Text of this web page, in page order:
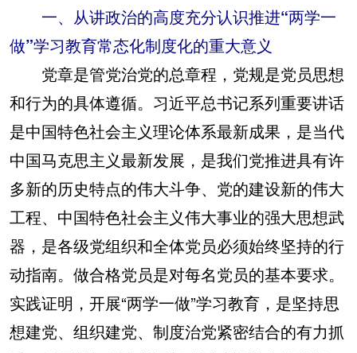
一、从讲政治的高度充分认识推进“两学一
做”学习教育常态化制度化的重大意义
党章是管党治党的总章程，党规是党员思想
和行为的具体遵循。习近平总书记系列重要讲话
是中国特色社会主义理论体系最新成果，是当代
中国马克思主义最新发展，是我们党推进具有许
多新的历史特点的伟大斗争、党的建设新的伟大
工程、中国特色社会主义伟大事业的强大思想武
器，是各级党组织和全体党员必须始终坚持的行
动指南。做合格党员是对每名党员的基本要求。
实践证明，开展“两学一做”学习教育，是坚持思
想建党、组织建党、制度治党紧密结合的有力抓